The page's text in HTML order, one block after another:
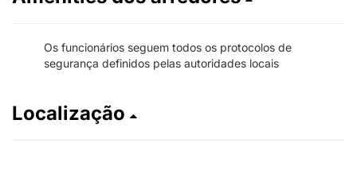
Os funcionários seguem todos os protocolos de
segurança definidos pelas autoridades locais
Localização